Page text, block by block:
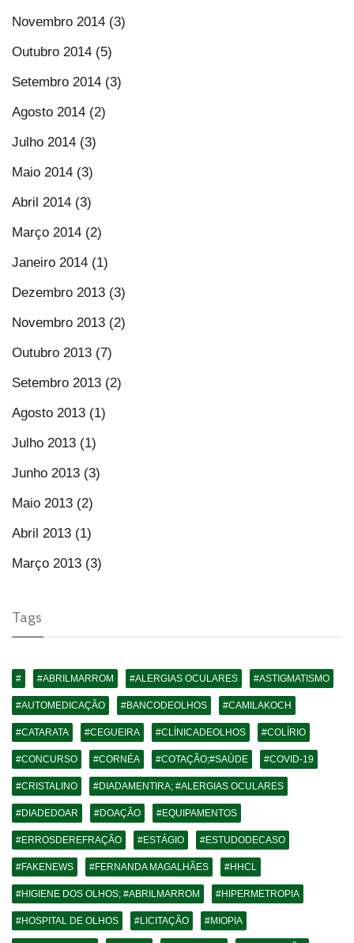
Novembro 2014 (3)
Outubro 2014 (5)
Setembro 2014 (3)
Agosto 2014 (2)
Julho 2014 (3)
Maio 2014 (3)
Abril 2014 (3)
Março 2014 (2)
Janeiro 2014 (1)
Dezembro 2013 (3)
Novembro 2013 (2)
Outubro 2013 (7)
Setembro 2013 (2)
Agosto 2013 (1)
Julho 2013 (1)
Junho 2013 (3)
Maio 2013 (2)
Abril 2013 (1)
Março 2013 (3)
Tags
# #ABRILMARROM #ALERGIAS OCULARES #ASTIGMATISMO
#AUTOMEDICAÇÃO #BANCODEOLHOS #CAMILAKOCH
#CATARATA #CEGUEIRA #CLÍNICADEOLHOS #COLÍRIO
#CONCURSO #CORNÉA #COTAÇÃO;#SAÚDE #COVID-19
#CRISTALINO #DIADAMENTIRA; #ALERGIAS OCULARES
#DIADEDOAR #DOAÇÃO #EQUIPAMENTOS
#ERROSDEREFRAÇÃO #ESTÁGIO #ESTUDODECASO
#FAKENEWS #FERNANDA MAGALHÃES #HHCL
#HIGIENE DOS OLHOS; #ABRILMARROM #HIPERMETROPIA
#HOSPITAL DE OLHOS #LICITAÇÃO #MIOPIA